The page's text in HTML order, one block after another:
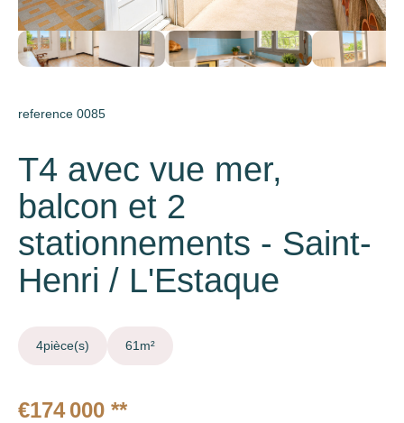
Notre City Guide
reference 0085
T4 avec vue mer,
balcon et 2
stationnements - Saint-
Henri / L'Estaque
4pièce(s) 61 m²
€174 000 **